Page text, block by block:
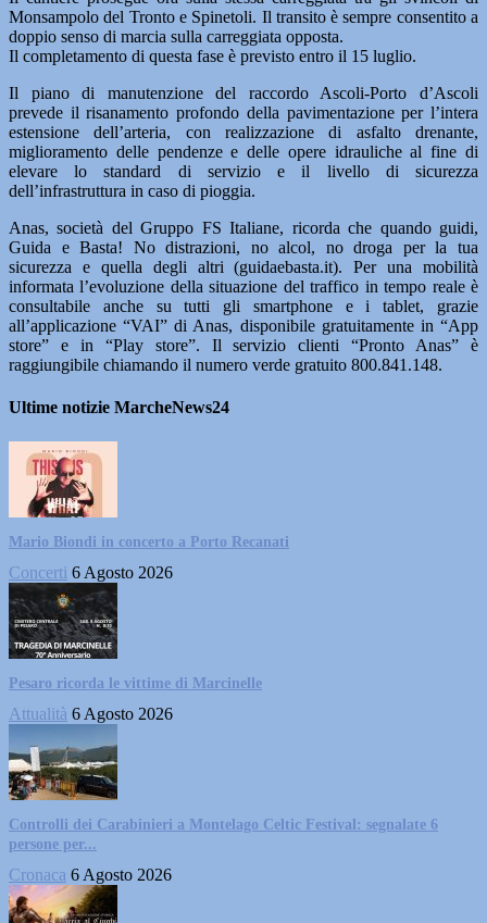
Monsampolo del Tronto e Spinetoli. Il transito è sempre consentito a
doppio senso di marcia sulla carreggiata opposta.
Il completamento di questa fase è previsto entro il 15 luglio.
Il piano di manutenzione del raccordo Ascoli-Porto d’Ascoli
prevede il risanamento profondo della pavimentazione per l’intera
estensione dell’arteria, con realizzazione di asfalto drenante,
miglioramento delle pendenze e delle opere idrauliche al fine di
elevare lo standard di servizio e il livello di sicurezza
dell’infrastruttura in caso di pioggia.
Anas, società del Gruppo FS Italiane, ricorda che quando guidi,
Guida e Basta! No distrazioni, no alcol, no droga per la tua
sicurezza e quella degli altri (guidaebasta.it). Per una mobilità
informata l’evoluzione della situazione del traffico in tempo reale è
consultabile anche su tutti gli smartphone e i tablet, grazie
all’applicazione “VAI” di Anas, disponibile gratuitamente in “App
store” e in “Play store”. Il servizio clienti “Pronto Anas” è
raggiungibile chiamando il numero verde gratuito 800.841.148.
Ultime notizie MarcheNews24
Mario Biondi in concerto a Porto Recanati
Concerti 6 Agosto 2026
Pesaro ricorda le vittime di Marcinelle
Attualità 6 Agosto 2026
Controlli dei Carabinieri a Montelago Celtic Festival: segnalate 6
persone per...
Cronaca 6 Agosto 2026